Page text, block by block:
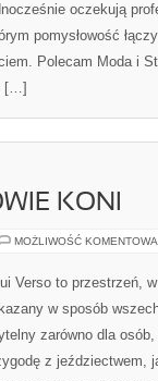
oczekują
pomysłowość
Polecam Moda i
[…]
KONI
MOŻLIWOŚĆ
Verso to przestrzeń,
w sposób
zarówno dla
z jeździectwem,